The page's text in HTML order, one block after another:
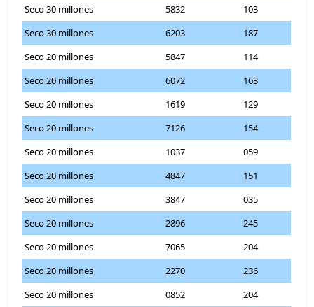
Seco 30 millones
5832
103
Seco 30 millones
6203
187
Seco 20 millones
5847
114
Seco 20 millones
6072
163
Seco 20 millones
1619
129
Seco 20 millones
7126
154
Seco 20 millones
1037
059
Seco 20 millones
4847
151
Seco 20 millones
3847
035
Seco 20 millones
2896
245
Seco 20 millones
7065
204
Seco 20 millones
2270
236
Seco 20 millones
0852
204